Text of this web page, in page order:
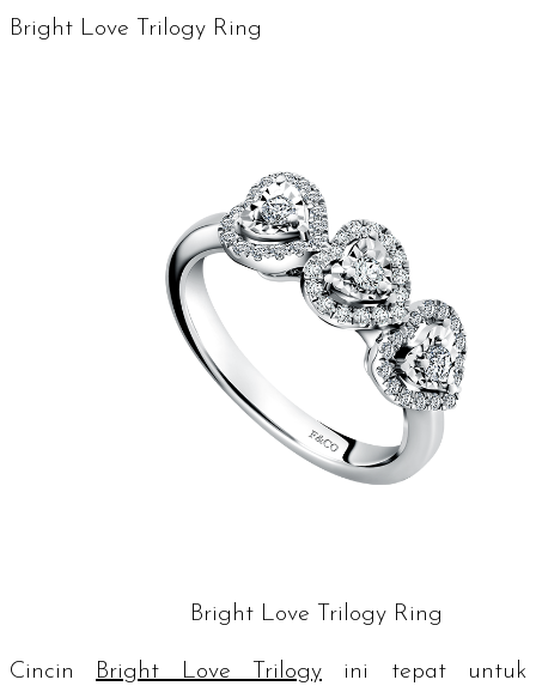
Bright Love Trilogy Ring
Bright Love Trilogy Ring
Cincin Bright Love Trilogy ini tepat untuk